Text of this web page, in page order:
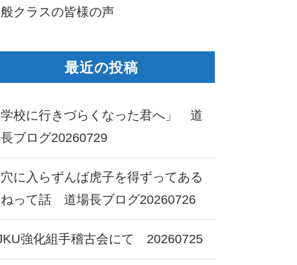
クラスの皆様の声
最近の投稿
学校に行きづらくなった君へ」 道
ブログ20260729
に入らずんば虎子を得ずってある
ねって話 道場長ブログ20260726
強化組手稽古会にて 20260725